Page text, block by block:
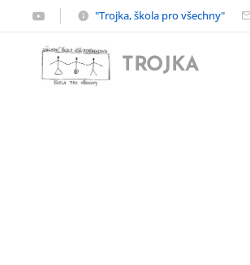
"Trojka, škola pro všechny"
TROJKA